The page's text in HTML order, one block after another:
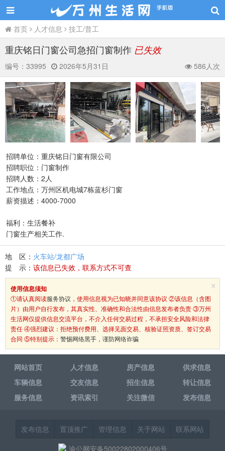
首页 人才信息 技工/普工
重庆铭日门窗公司急招门窗制作 已失效
编号： 33995 2026年5月31日 586人次
招聘单位：重庆铭日门窗有限公司
招聘职位：门窗制作
招聘人数：2人
工作地点：万州区机电城7栋蓝杉门窗
薪资描述：4000-7000
福利：生活餐补
门窗生产相关工作.
地 区： 火车站/龙都广场
提 示： 该信息已失效，联系方式不可查
×
使用信息须知
①请认真阅读服务协议 ，使用信息视为已知晓并同意该协议 ②该信息（含图
片）由用户自行发布，其真实性、准确性和合法性由信息发布者负责 ③万州
生活网仅提供信息交流平台，不介入任何交易过程，不承担安全风险和法律
责任 ④强烈建议：拒绝预付费用、选择见面交易、核验证照资质、签订交易
合同 ⑤特别提示： 警惕网络黑手，谨防网络诈骗
网站首页 人才信息 房产信息
供求信息
车辆信息
交友信息 招生信息
转让信息
服务信息
资讯索引 关注微信 发布信息
发布信息 置顶推广 管理信息 关于网站
联系网站
渝公网安备50022802000406号